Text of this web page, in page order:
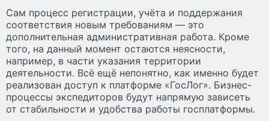
Сам процесс регистрации, учёта и поддержания
соответствия новым требованиям — это
дополнительная административная работа. Кроме
того, на данный момент остаются неясности,
например, в части указания территории
деятельности. Всё ещё непонятно, как именно будет
реализован доступ к платформе «ГосЛог». Бизнес-
процессы экспедиторов будут напрямую зависеть
от стабильности и удобства работы госплатформы.